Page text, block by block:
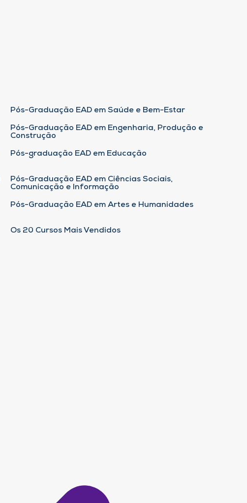
Pós-Graduação EAD em Saúde e Bem-Estar
Pós-Graduação EAD em Engenharia, Produção e
Construção
Pós-graduação EAD em Educação
Pós-Graduação EAD em Ciências Sociais,
Comunicação e Informação
Pós-Graduação EAD em Artes e Humanidades
Os 20 Cursos Mais Vendidos